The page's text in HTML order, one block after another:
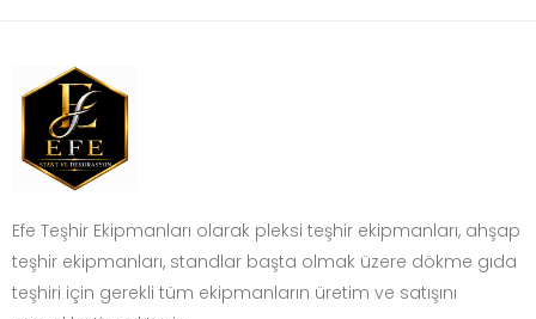
Efe Teşhir Ekipmanları olarak pleksi teşhir ekipmanları, ahşap
teşhir ekipmanları, standlar başta olmak üzere dökme gıda
teşhiri için gerekli tüm ekipmanların üretim ve satışını